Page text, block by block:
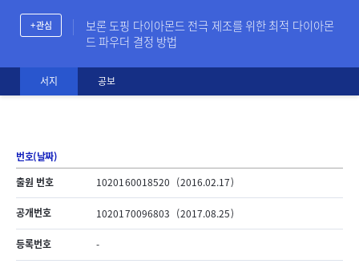
+ 관심
보론 도핑 다이아몬드 전극 제조를 위한 최적 다이아몬
드 파우더 결정 방법
서지 공보
번호(날짜)
출원 번호
1020160018520 (2016.02.17)
공개번호 1020170096803 (2017.08.25)
등록번호 -